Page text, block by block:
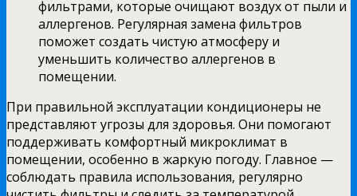
фильтрами, которые очищают воздух от пыли и
аллергенов. Регулярная замена фильтров
поможет создать чистую атмосферу и
уменьшить количество аллергенов в
помещении.
При правильной эксплуатации кондиционеры не
представляют угрозы для здоровья. Они помогают
поддерживать комфортный микроклимат в
помещении, особенно в жаркую погоду. Главное —
соблюдать правила использования, регулярно